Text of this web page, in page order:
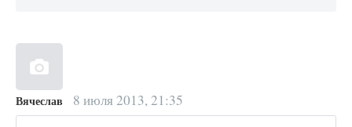
Вячеслав 8 июля 2013, 21:35